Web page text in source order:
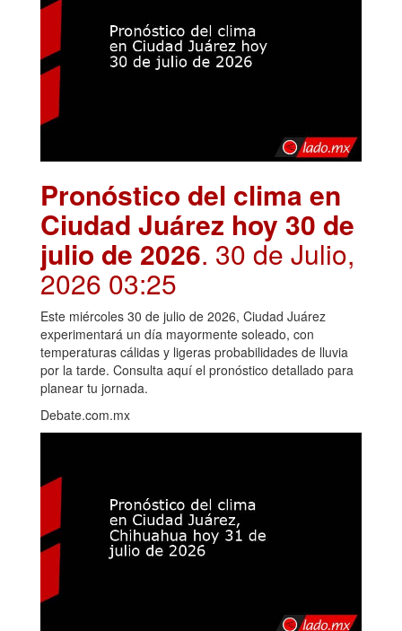
Pronóstico del clima en
Ciudad Juárez hoy 30 de
julio de 2026. 30 de Julio,
2026 03:25
Este miércoles 30 de julio de 2026, Ciudad Juárez
experimentará un día mayormente soleado, con
temperaturas cálidas y ligeras probabilidades de lluvia
por la tarde. Consulta aquí el pronóstico detallado para
planear tu jornada.
Debate.com.mx